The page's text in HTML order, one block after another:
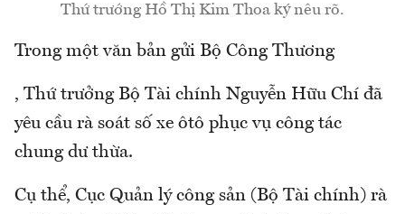
Thứ trướng Hồ Thị Kim Thoa ký nêu rõ.
Trong một văn bản gửi Bộ Công Thương
, Thứ trưởng Bộ Tài chính Nguyễn Hữu Chí đã
yêu cầu rà soát số xe ôtô phục vụ công tác
chung dư thừa.
Cụ thể, Cục Quản lý công sản (Bộ Tài chính) rà